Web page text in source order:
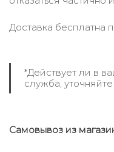
Доставка бесплатна
*Действует ли в
служба,
Самовывоз из